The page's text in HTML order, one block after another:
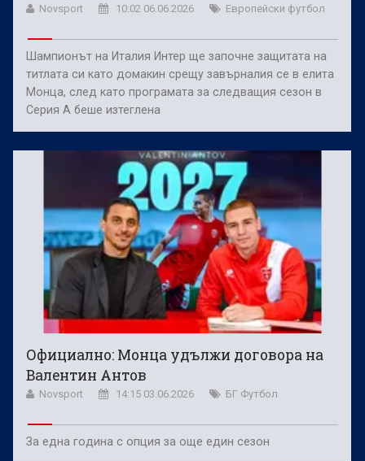
Novsport 10:02 06.06.2026 Европейски футбол
Шампионът на Италия Интер ще започне защитата на
титлата си като домакин срещу завърналия се в елита
Монца, след като програмата за следващия сезон в
Серия А беше изтеглена
Официално: Монца удължи договора на
Валентин Антов
Novsport 14:15 03.06.2026 БГ Футбол
За една година с опция за още един сезон